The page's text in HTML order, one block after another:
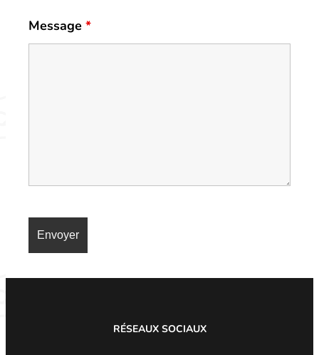
Message *
RÉSEAUX SOCIAUX